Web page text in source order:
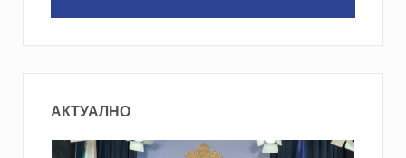
АКТУАЛНО